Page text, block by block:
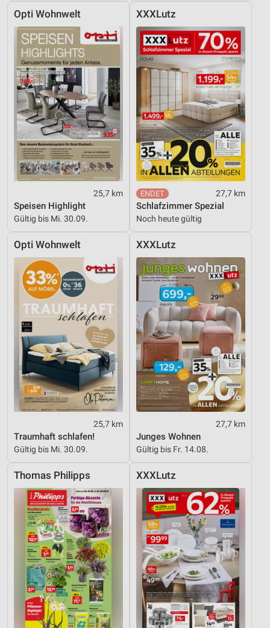
Opti Wohnwelt
25,7 km
Speisen Highlight
Gültig bis Mi. 30.09.
XXXLutz
27,7 km
Schlafzimmer Spezial
Noch heute gültig
Opti Wohnwelt
25,7 km
Traumhaft schlafen!
Gültig bis Mi. 30.09.
XXXLutz
27,7 km
Junges Wohnen
Gültig bis Fr. 14.08.
Thomas Philipps XXXLutz